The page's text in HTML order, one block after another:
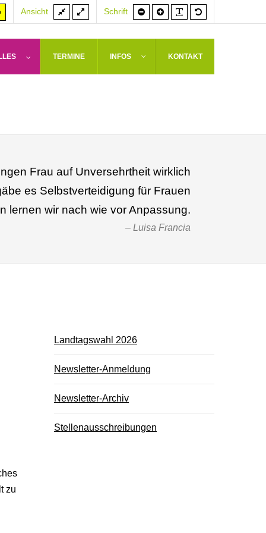
Hoher
Kontrast
Ansicht
Feste
Breite
Volle
Breite
Schrift
Schrift
kleiner
Schrift
größer
TERMINE INFOS KONTAKT
Frau auf Unversehrtheit wirklich
es Selbstverteidigung für Frauen
lernen wir nach wie vor Anpassung.
Luisa Francia
zu
Landtagswahl 2026
Newsletter-Anmeldung
Newsletter-Archiv
Stellenausschreibungen